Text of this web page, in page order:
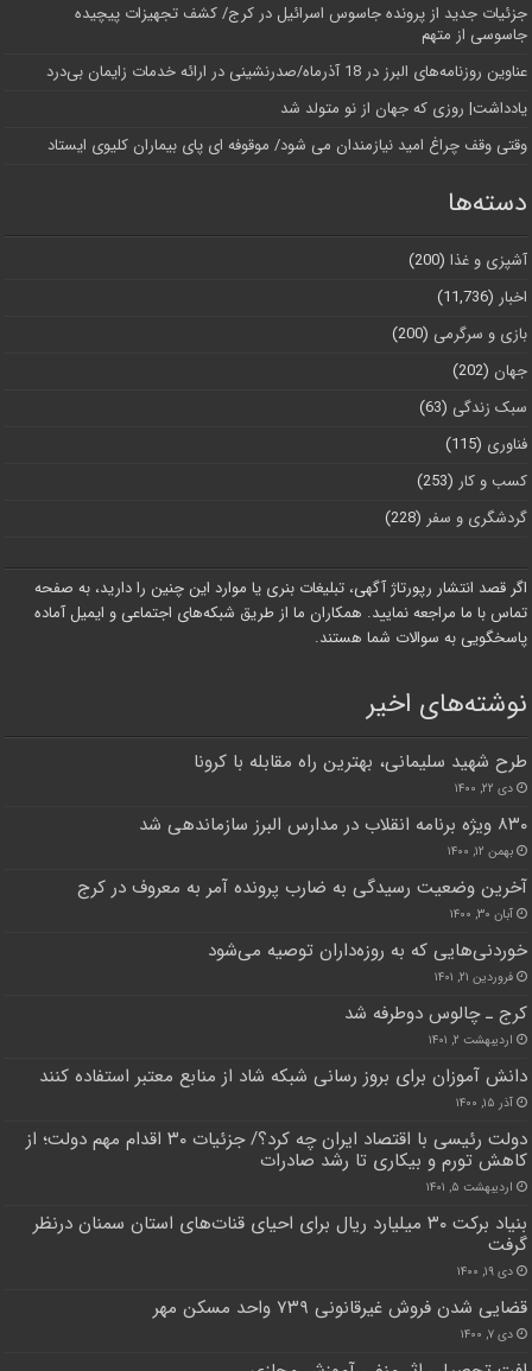
جزئیات جدید از پرونده جاسوس اسرائیل در کرج/‌ کشف تجهیزات پیچیده
جاسوسی از متهم
عناوین روزنامه‌های البرز در ‌18 آذرماه/صدرنشینی در ارائه خدمات زایمان بی‌درد
یادداشت| روزی که جهان از نو متولد شد
وقتی وقف چراغ امید نیازمندان می شود/ موقوفه ای پای بیماران کلیوی ایستاد
دسته‌ها
آشپزی و غذا (200)
اخبار (11,736)
بازی و سرگرمی (200)
جهان (202)
سبک زندگی (63)
فناوری (115)
کسب و کار (253)
گردشگری و سفر (228)
اگر قصد انتشار رپورتاژ آگهی، تبلیغات بنری یا موارد این چنین را دارید، به صفحه
تماس با ما مراجعه نمایید. همکاران ما از طریق شبکه‌های اجتماعی و ایمیل آماده
پاسخگویی به سوالات شما هستند.
نوشته‌های اخیر
طرح شهید سلیمانی، بهترین راه مقابله با کرونا
دی ۲۲, ۱۴۰۰
۸۳۰ ویژه برنامه انقلاب در مدارس البرز سازماندهی شد
بهمن ۱۲, ۱۴۰۰
آخرین وضعیت رسیدگی به ضارب پرونده آمر به معروف در کرج
آبان ۳۰, ۱۴۰۰
خوردنی‌هایی که به روزه‌داران توصیه می‌شود
فروردین ۲۱, ۱۴۰۱
کرج ـ چالوس دوطرفه شد
اردیبهشت ۲, ۱۴۰۱
دانش آموزان برای بروز رسانی شبکه شاد از منابع معتبر استفاده کنند
آذر ۱۵, ۱۴۰۰
دولت رئیسی با اقتصاد ایران چه کرد؟/ جزئیات ۳۰ اقدام مهم دولت؛ از
کاهش تورم و بیکاری تا رشد صادرات
اردیبهشت ۵, ۱۴۰۱
بنیاد برکت ۳۰ میلیارد ریال برای احیای قنات‌های استان سمنان درنظر
گرفت
دی ۱۹, ۱۴۰۰
قضایی شدن فروش غیرقانونی ۷۳۹ واحد مسکن مهر
دی ۷, ۱۴۰۰